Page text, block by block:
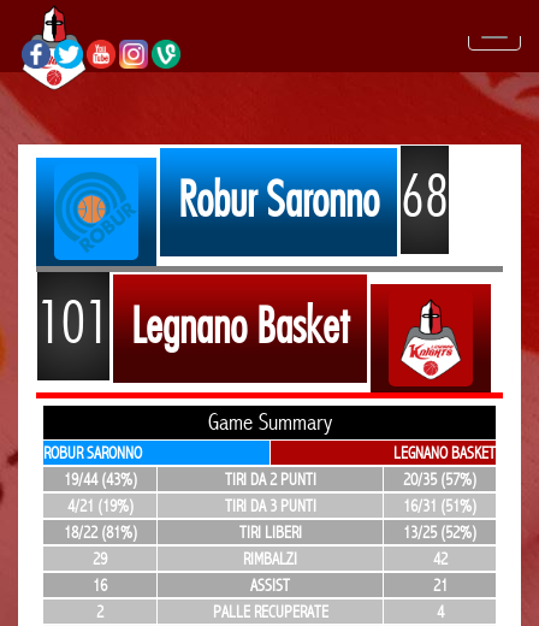
Robur Saronno 68
101 Legnano Basket
Game Summary
ROBUR SARONNO
LEGNANO BASKET
19/44 (43%)
TIRI DA 2 PUNTI
20/35 (57%)
4/21 (19%)
TIRI DA 3 PUNTI
16/31 (51%)
18/22 (81%)
TIRI LIBERI
13/25 (52%)
29
RIMBALZI
42
16
ASSIST
21
2
PALLE RECUPERATE
4